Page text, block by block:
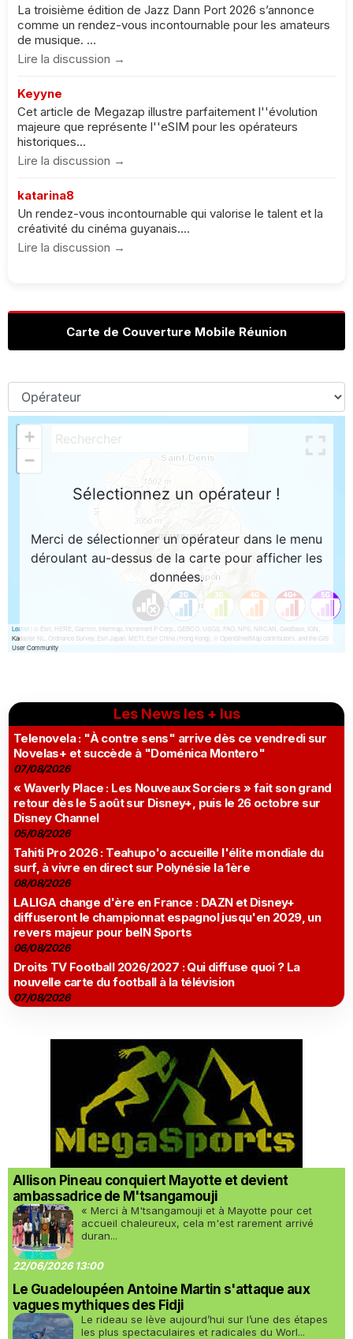
La troisième édition de Jazz Dann Port 2026 s’annonce
comme un rendez-vous incontournable pour les amateurs
de musique. ...
Lire la discussion →
Keyyne
Cet article de Megazap illustre parfaitement l''évolution
majeure que représente l''eSIM pour les opérateurs
historiques...
Lire la discussion →
katarina8
Un rendez-vous incontournable qui valorise le talent et la
créativité du cinéma guyanais....
Lire la discussion →
Carte de Couverture Mobile Réunion
Les News les + lus
Telenovela : "À contre sens" arrive dès ce vendredi sur
Novelas+ et succède à "Doménica Montero"
07/08/2026
« Waverly Place : Les Nouveaux Sorciers » fait son grand
retour dès le 5 août sur Disney+, puis le 26 octobre sur
Disney Channel
05/08/2026
Tahiti Pro 2026 : Teahupo'o accueille l'élite mondiale du
surf, à vivre en direct sur Polynésie la 1ère
08/08/2026
LALIGA change d'ère en France : DAZN et Disney+
diffuseront le championnat espagnol jusqu'en 2029, un
revers majeur pour beIN Sports
06/08/2026
Droits TV Football 2026/2027 : Qui diffuse quoi ? La
nouvelle carte du football à la télévision
07/08/2026
Allison Pineau conquiert Mayotte et devient
ambassadrice de M'tsangamouji
« Merci à M'tsangamouji et à Mayotte pour cet
accueil chaleureux, cela m'est rarement arrivé
duran...
22/06/2026 13:00
Le Guadeloupéen Antoine Martin s'attaque aux
vagues mythiques des Fidji
Le rideau se lève aujourd’hui sur l’une des étapes
les plus spectaculaires et radicales du Worl...